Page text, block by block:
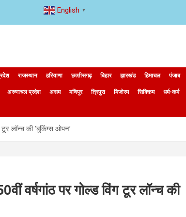
राजस्थान हरियाणा छत्‍तीसगढ़ बिहार झारखंड हिमाचल पंजाब
अरुणाचल प्रदेश असम मणिपुर त्रिपुरा मिजोरम सिक्किम धर्म-कर्म
टूर लॉन्च की ‘बुकिंग्स ओपन’
वर्षगांठ पर गोल्ड विंग टूर लॉन्च की
English ▼